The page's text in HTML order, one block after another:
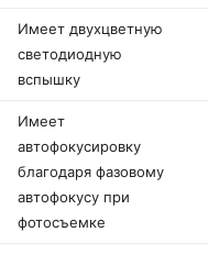
Имеет двухцветную
светодиодную
вспышку
Имеет
автофокусировку
благодаря фазовому
автофокусу при
фотосъемке